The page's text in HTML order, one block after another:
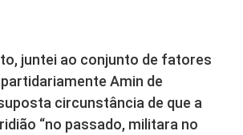
juntei ao conjunto de fatores
Amin de
circunstância de que a
“no passado, militara no